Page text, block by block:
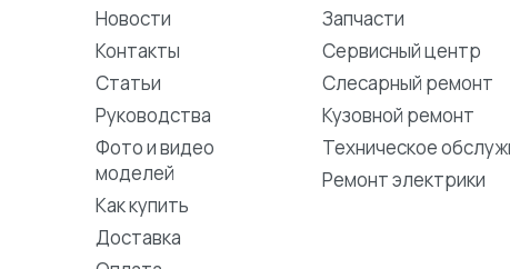
Новости
Контакты
Статьи
Руководства
Фото и видео
моделей
Как купить
Доставка
Запчасти
Сервисный центр
Слесарный ремонт
Кузовной ремонт
Техническое
Ремонт электрики